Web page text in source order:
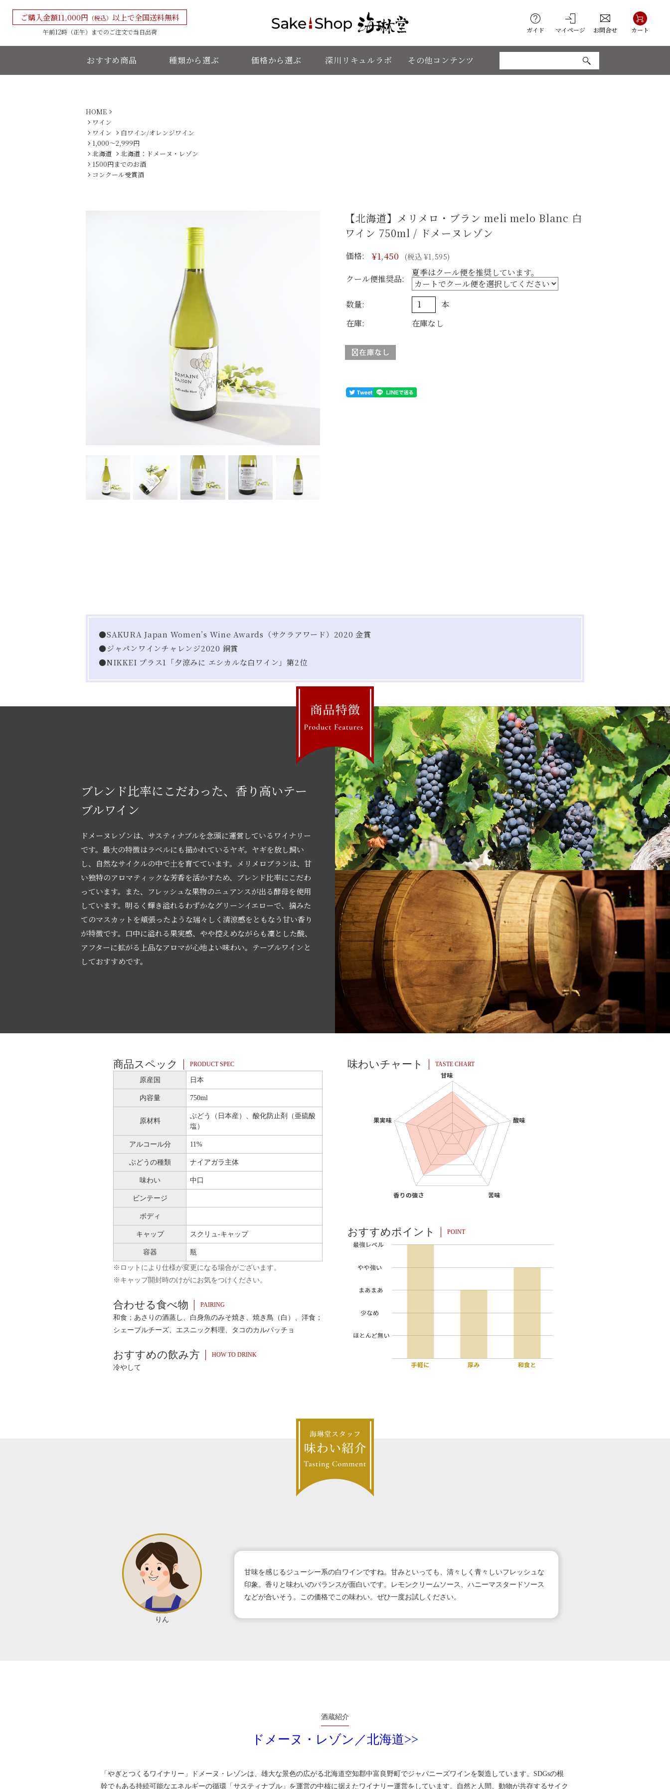
ご購入金額11,000円 （税込） 以上で全国送料無料
午前12時（正午）までのご注文で当日出荷 ガイド マイページ お問合せ カート
おすすめ商品 種類から選ぶ 価格から選ぶ 深川リキュルラボ その他コンテンツ
HOME
ワイン
ワイン
白ワイン/オレンジワイン
1,000〜2,999円
北海道
北海道：ドメーヌ・レゾン
1500円までのお酒
コンクール受賞酒
【北海道】メリメロ・ブラン meli melo Blanc 白
ワイン 750ml / ドメーヌレゾン
価格: ¥1,450 (税込 ¥1,595)
クール便推奨品:
夏季はクール便を推奨しています。
数量:
本
在庫:
在庫なし
●SAKURA Japan Women’s Wine Awards（サクラアワード）2020 金賞
●ジャパンワインチャレンジ2020 銅賞
●NIKKEI プラス1「夕涼みに エシカルな白ワイン」第2位
ブレンド比率にこだわった、香り高いテー
ブルワイン
ドメーヌレゾンは、サスティナブルを念頭に運営しているワイナリー
です。最大の特徴はラベルにも描かれているヤギ。ヤギを放し飼い
し、自然なサイクルの中で土を育てています。メリメロブランは、甘
い独特のアロマティックな芳香を活かすため、ブレンド比率にこだわ
っています。また、フレッシュな果物のニュアンスが出る酵母を使用
しています。明るく輝き溢れるわずかなグリーンイエローで、摘みた
てのマスカットを頬張ったような瑞々しく清涼感をともなう甘い香り
が特徴です。口中に溢れる果実感、やや控えめながらも凜とした酸、
アフターに拡がる上品なアロマが心地よい味わい。テーブルワインと
しておすすめです。
商品スペック PRODUCT SPEC
原産国 日本
内容量 750ml
原材料
ぶどう（日本産）、酸化防止剤（亜硫酸
塩）
アルコール分 11%
ぶどうの種類 ナイアガラ主体
味わい 中口
ビンテージ
ボディ
キャップ スクリュ-キャップ
容器 瓶
※ロットにより仕様が変更になる場合がございます。
※キャップ開封時のけがにお気をつけください。
合わせる食べ物 PAIRING
和食；あさりの酒蒸し、白身魚のみそ焼き、焼き鳥（白）、洋食；
シェーブルチーズ、エスニック料理、タコのカルパッチョ
おすすめの飲み方 HOW TO DRINK
冷やして
味わいチャート TASTE CHART
おすすめポイント POINT
りん
甘味を感じるジューシー系の白ワインですね。甘みといっても、清々しく青々しいフレッシュな
印象。香りと味わいのバランスが面白いです。レモンクリームソース、ハニーマスタードソース
などが合いそう。この価格でこの味わい。ぜひ一度お試しください。
酒蔵紹介
ドメーヌ・レゾン／北海道>>
「やぎとつくるワイナリー」ドメーヌ・レゾンは、雄大な景色の広がる北海道空知郡中富良野町でジャパニーズワインを製造しています。SDGsの根
幹でもある持続可能なエネルギーの循環「サスティナブル」を運営の中核に据えたワイナリー運営をしています。自然と人間、動物が共存するサイク